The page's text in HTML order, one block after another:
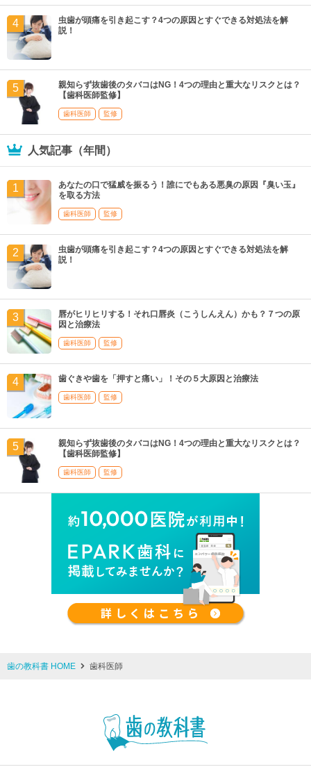
虫歯が頭痛を引き起こす？4つの原因とすぐできる対処法を解
説！
親知らず抜歯後のタバコはNG！4つの理由と重大なリスクとは？
【歯科医師監修】
歯科医師 監修
人気記事（年間）
あなたの口で猛威を振るう！誰にでもある悪臭の原因『臭い玉』
を取る方法
歯科医師 監修
虫歯が頭痛を引き起こす？4つの原因とすぐできる対処法を解
説！
唇がヒリヒリする！それ口唇炎（こうしんえん）かも？７つの原
因と治療法
歯科医師 監修
歯ぐきや歯を「押すと痛い」！その５大原因と治療法
歯科医師 監修
親知らず抜歯後のタバコはNG！4つの理由と重大なリスクとは？
【歯科医師監修】
歯科医師 監修
歯の教科書 HOME 歯科医師